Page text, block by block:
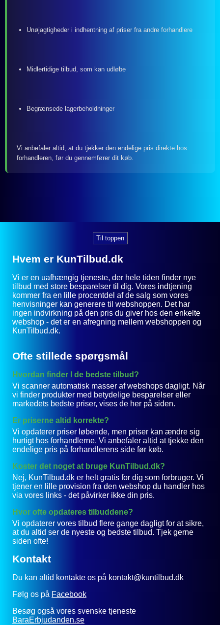
Unøjagtigheder i indhentning af priser fra andre forhandlere
Midlertidige tilbud, som kan udløbe
Begrænsede lagerbeholdninger
Vi anbefaler altid, at du tjekker den endelige pris direkte hos
forhandleren, før du gennemfører dit køb.
Til toppen
Hvem er KunTilbud.dk
Vi er en uafhængig tjeneste, der hele tiden finder nye
tilbud med store besparelser til dig. Vores indtjening
kommer fra en lille procentdel af de salg som vores
henvisninger kan generere til webshoppen. Det har
ingen indvirkning på den pris du giver hos den enkelte
webshop - det er en afregning mellem webshoppen og
KunTilbud.dk.
Ofte stillede spørgsmål
Hvordan finder I de bedste tilbud?
Vi scanner automatisk masser af webshops dagligt. Når
vi finder produkter med betydelige besparelser eller
markedets bedste priser, vises de her på siden.
Er priserne altid korrekte?
Vi opdaterer priser løbende, men priser kan ændre sig
hurtigt hos forhandlerne. Vi anbefaler altid at tjekke den
endelige pris på forhandlerens side før køb.
Koster det noget at bruge KunTilbud.dk?
Nej, KunTilbud.dk er helt gratis for dig som forbruger. Vi
tjener en lille provision fra den webshop du handler hos
via vores links - det påvirker ikke din pris.
Hvor ofte opdateres tilbuddene?
Vi opdaterer vores tilbud flere gange dagligt for at sikre,
at du altid ser de nyeste og bedste tilbud. Tjek gerne
siden ofte!
Kontakt
Du kan altid kontakte os på kontakt@kuntilbud.dk
Følg os på Facebook
Besøg også vores svenske tjeneste
BaraErbjudanden.se